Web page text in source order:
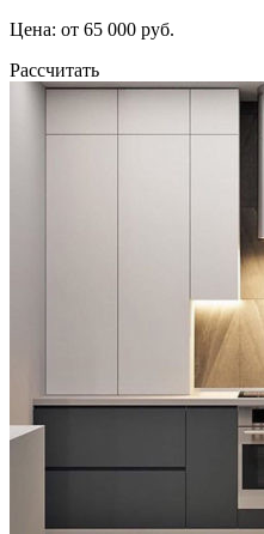
Цена: от 65 000 руб.
Рассчитать